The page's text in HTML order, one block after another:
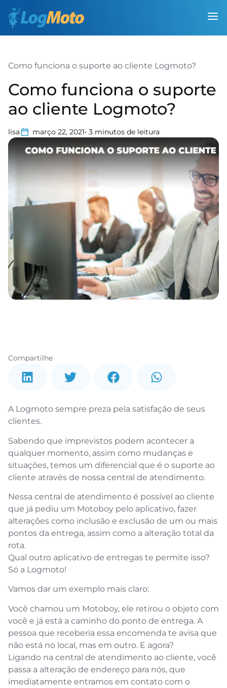
Como funciona o suporte ao cliente Logmoto?
Como funciona o suporte
ao cliente Logmoto?
lisa março 22, 2021• 3 minutos de leitura
Compartilhe
A Logmoto sempre preza pela satisfação de seus
clientes.
Sabendo que imprevistos podem acontecer a
qualquer momento, assim como mudanças e
situações, temos um diferencial que é o suporte ao
cliente através de nossa central de atendimento.
Nessa central de atendimento é possível ao cliente
que já pediu um Motoboy pelo aplicativo, fazer
alterações como inclusão e exclusão de um ou mais
pontos da entrega, assim como a alteração total da
rota.
Qual outro aplicativo de entregas te permite isso?
Só a Logmoto!
Vamos dar um exemplo mais claro:
Você chamou um Motoboy, ele retirou o objeto com
você e já está a caminho do ponto de entrega. A
pessoa que receberia essa encomenda te avisa que
não está no local, mas em outro. E agora?
Ligando na central de atendimento ao cliente, você
passa a alteração de endereço para nós, que
imediatamente entramos em contato com o